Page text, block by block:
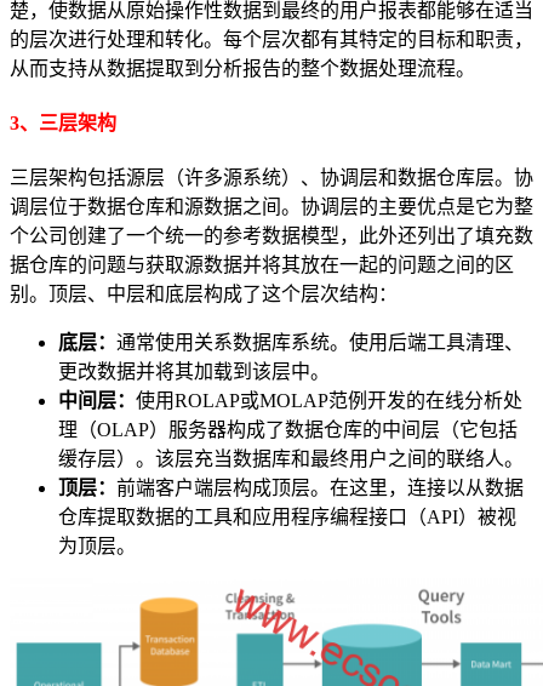
楚，使数据从原始操作性数据到最终的用户报表都能够在适当
的层次进行处理和转化。每个层次都有其特定的目标和职责，
从而支持从数据提取到分析报告的整个数据处理流程。
3、三层架构
三层架构包括源层（许多源系统）、协调层和数据仓库层。协
调层位于数据仓库和源数据之间。协调层的主要优点是它为整
个公司创建了一个统一的参考数据模型，此外还列出了填充数
据仓库的问题与获取源数据并将其放在一起的问题之间的区
别。顶层、中层和底层构成了这个层次结构：
底层： 通常使用关系数据库系统。使用后端工具清理、
更改数据并将其加载到该层中。
中间层： 使用ROLAP或MOLAP范例开发的在线分析处
理（OLAP）服务器构成了数据仓库的中间层（它包括
缓存层）。该层充当数据库和最终用户之间的联络人。
顶层： 前端客户端层构成顶层。在这里，连接以从数据
仓库提取数据的工具和应用程序编程接口（API）被视
为顶层。